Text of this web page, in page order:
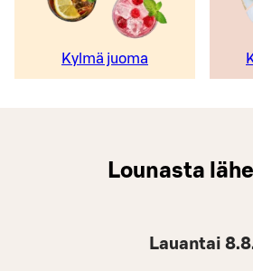
Kylmä juoma
Lounasta
Lauantai